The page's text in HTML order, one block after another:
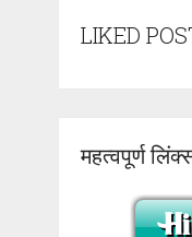
LIKED
महत्वपूर्ण